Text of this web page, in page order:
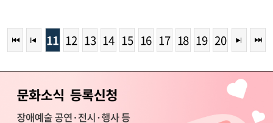
11 12 13 14 15 16 17 18 19 20